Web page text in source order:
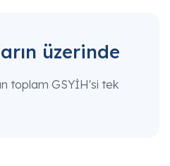
üzerinde
toplam GSYİH'si tek